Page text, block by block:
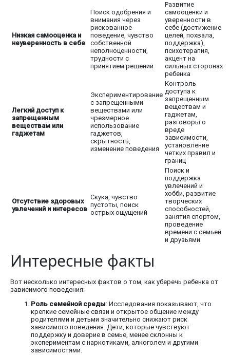
Низкая самооценка и
неуверенность в себе
Поиск одобрения и
внимания через
рискованное
поведение, чувство
собственной
неполноценности,
трудности с
принятием решений
Развитие
самооценки и
уверенности в
себе (достижение
целей, похвала,
поддержка),
психотерапия,
акцент на
сильных сторонах
ребенка
Легкий доступ к
запрещенным
веществам или
гаджетам
Экспериментирование
с запрещенными
веществами или
чрезмерное
использование
гаджетов,
скрытность,
изменение поведения
Контроль
доступа к
запрещенным
веществам и
гаджетам,
разговоры о
вреде
зависимости,
установление
четких правил и
границ
Отсутствие здоровых
увлечений и интересов
Скука, чувство
пустоты, поиск
острых ощущений
Поиск и
поддержка
увлечений и
хобби, развитие
творческих
способностей,
занятия спортом,
проведение
времени с семьей
и друзьями
Интересные факты
Вот несколько интересных фактов о том, как уберечь ребенка от
зависимого поведения:
Роль семейной среды: Исследования показывают, что
крепкие семейные связи и открытое общение между
родителями и детьми значительно снижают риск
зависимого поведения. Дети, которые чувствуют
поддержку и доверие в семье, менее склонны к
экспериментам с наркотиками, алкоголем и другими
зависимостями.